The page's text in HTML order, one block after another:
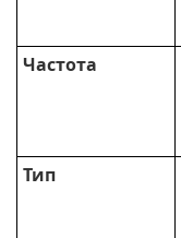
Частота
Тип